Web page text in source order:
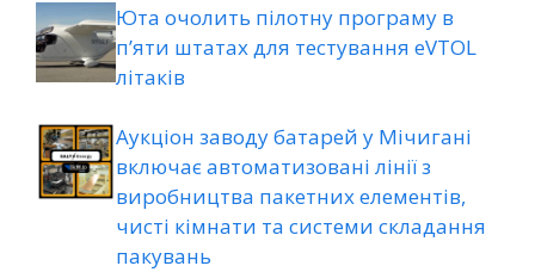
Юта очолить пілотну програму в
п’яти штатах для тестування eVTOL
літаків
Аукціон заводу батарей у Мічигані
включає автоматизовані лінії з
виробництва пакетних елементів,
чисті кімнати та системи складання
пакувань